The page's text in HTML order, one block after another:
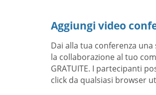
Aggiungi video
Dai alla tua conferenza
la collaborazione al tuo
GRATUITE. I partecipanti
click da qualsiasi browser